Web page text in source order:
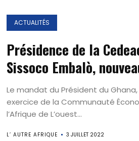
ACTUALITÉS
Présidence de la
Sissoco Embalò,
Le mandat du Président du
exercice de la Communauté
l’Afrique de L’ouest...
L’ AUTRE AFRIQUE 3 JUILLET 2022